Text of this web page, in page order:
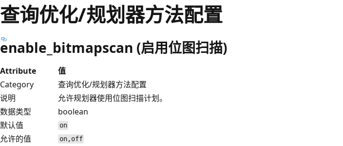
查询优化/规划器方法配置
enable_bitmapscan (启用位图扫描)
Attribute
值
Category
查询优化/规划器方法配置
说明
允许规划器使用位图扫描计划。
数据类型
boolean
默认值
on
允许的值 on,off